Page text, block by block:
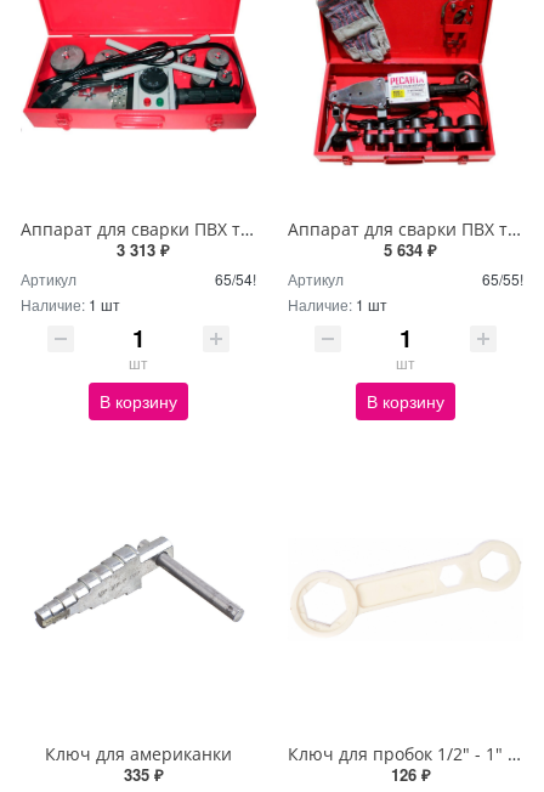
Аппарат для сварки ПВХ труб АСПТ-1000 Ресанта
3 313 ₽
Артикул
65/54!
Наличие: 1 шт
шт
В корзину
Аппарат для сварки ПВХ труб АСПТ-2000 Ресанта
5 634 ₽
Артикул
65/55!
Наличие: 1 шт
шт
В корзину
Ключ для американки
335 ₽
Ключ для пробок 1/2" - 1" пластиковый VRT
126 ₽